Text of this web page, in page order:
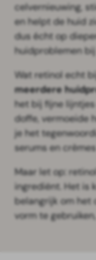
celvernieuwing,
en helpt de huid
dus écht op
huidproblemen bij
Wat retinol echt
meerdere
het bij fijne
doffe, vermoeide
je het
serums en
Maar let op:
ingrediënt. Het is
belangrijk om het
vorm te